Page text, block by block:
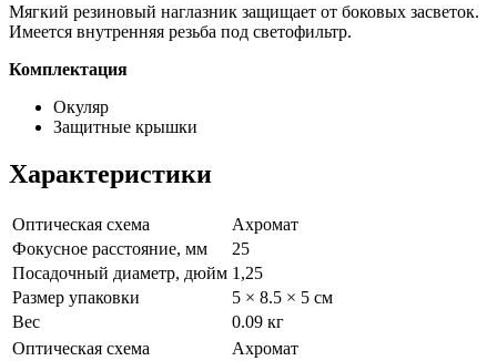
Мягкий резиновый наглазник защищает от боковых засветок.
Имеется внутренняя резьба под светофильтр.
Комплектация
Окуляр
Защитные крышки
Характеристики
Оптическая схема
Ахромат
Фокусное расстояние, мм
25
Посадочный диаметр, дюйм 1,25
Размер упаковки
5 × 8.5 × 5 см
Вес
0.09 кг
Оптическая схема
Ахромат